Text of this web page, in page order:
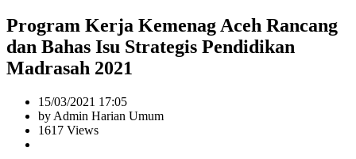
Program Kerja Kemenag Aceh Rancang
dan Bahas Isu Strategis Pendidikan
Madrasah 2021
15/03/2021 17:05
by Admin Harian Umum
1617 Views